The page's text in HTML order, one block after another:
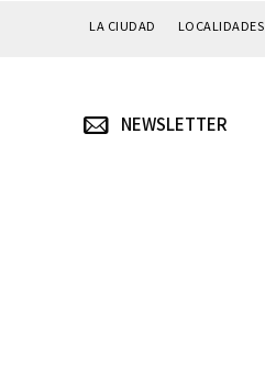
LA CIUDAD LOCALIDADES
NEWSLETTER